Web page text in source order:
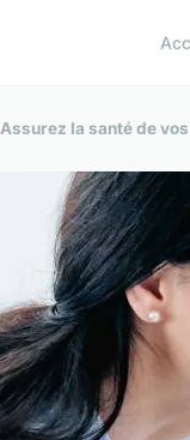
Assurez la santé de